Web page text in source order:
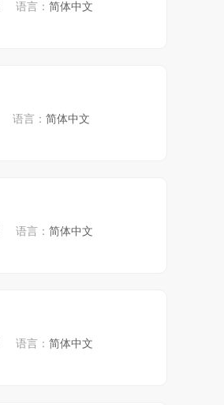
语言： 简体中文
语言： 简体中文
语言： 简体中文
语言： 简体中文